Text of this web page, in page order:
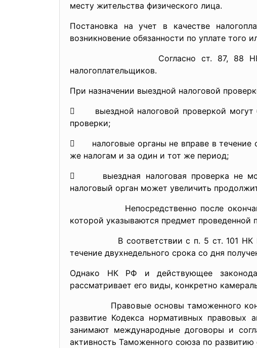
месту жительства физического лица.
Постановка на учет в качестве
возникновение обязанности по уплате того
Согласно ст. 87, 88 НК РФ
налогоплательщиков.
При назначении выездной налоговой
 выездной налоговой проверкой могут
проверки;
 налоговые органы не вправе в течение
же налогам и за один и тот же период;
 выездная налоговая проверка не
налоговый орган может увеличить
Непосредственно после окончания
которой указываются предмет проведенной
В соответствии с п. 5 ст. 101 НК РФ
течение двухнедельного срока со дня
Однако НК РФ и действующее
рассматривает его виды, конкретно
Правовые основы таможенного
развитие Кодекса нормативных правовых
занимают международные договоры и
активность Таможенного союза по